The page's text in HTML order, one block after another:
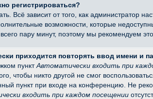
регистрироваться?
Всё зависит от того, как
возможности, которые
пару минут, поэтому мы рекомендуем это
приходится повторять ввод имени и
пунктАвтоматически входить при
чтобы никто другой не смог
пункт при входе на конференцию. Не
входить при каждом посещении